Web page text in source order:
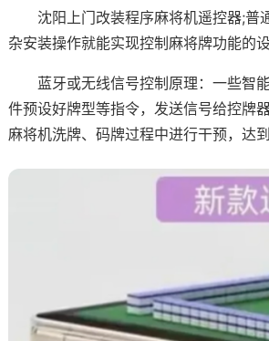
沈阳上门改装程序麻将机遥控器;普
杂安装操作就能实现控制麻将牌功能的设
蓝牙或无线信号控制原理：一些智
件预设好牌型等指令，发送信号给控牌
麻将机洗牌、码牌过程中进行干预，达到